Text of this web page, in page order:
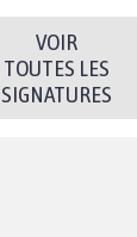
VOIR
TOUTES LES
SIGNATURES